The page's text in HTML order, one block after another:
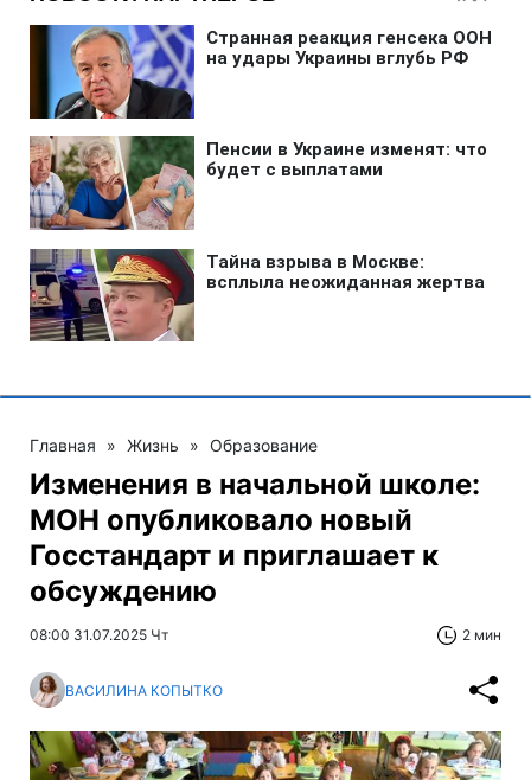
Главная » Жизнь » Образование
Изменения в начальной школе:
МОН опубликовало новый
Госстандарт и приглашает к
обсуждению
08:00 31.07.2025 Чт 2 мин
ВАСИЛИНА КОПЫТКО